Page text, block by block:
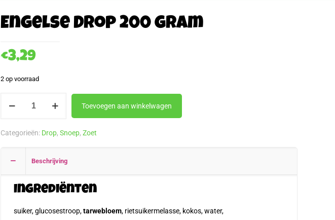
Engelse Drop 200 gram
€3,29
2 op voorraad
gram
Toevoegen aan winkelwagen
Categorieën: Drop, Snoep, Zoet
Beschrijving
Ingrediënten
suiker, glucosestroop,tarwebloem, rietsuikermelasse, kokos, water,